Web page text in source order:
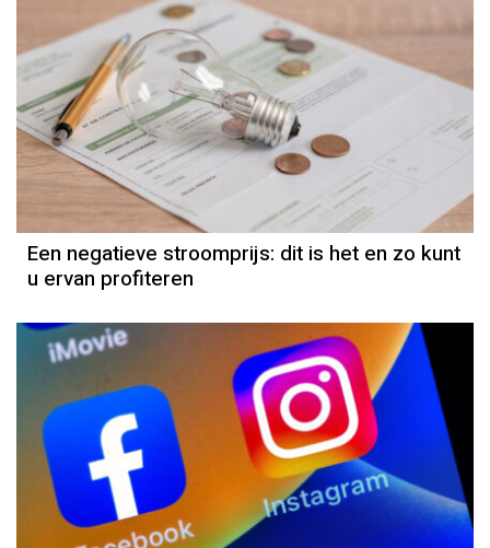
Een negatieve stroomprijs: dit is het en zo kunt
u ervan profiteren